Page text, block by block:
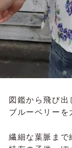
図鑑から飛び
ブルーベリーを
繊細な葉脈まで